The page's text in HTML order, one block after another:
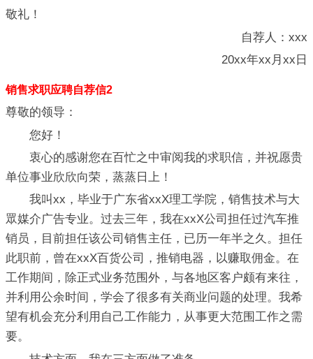
敬礼！
自荐人：xxx
20xx年xx月xx日
销售求职应聘自荐信2
尊敬的领导：
您好！
衷心的感谢您在百忙之中审阅我的求职信，并祝愿贵
单位事业欣欣向荣，蒸蒸日上！
我叫xx，毕业于广东省xxX理工学院，销售技术与大
眾媒介广告专业。过去三年，我在xxX公司担任过汽车推
销员，目前担任该公司销售主任，已历一年半之久。担任
此职前，曾在xxX百货公司，推销电器，以赚取佣金。在
工作期间，除正式业务范围外，与各地区客户颇有来往，
并利用公余时间，学会了很多有关商业问题的处理。我希
望有机会充分利用自己工作能力，从事更大范围工作之需
要。